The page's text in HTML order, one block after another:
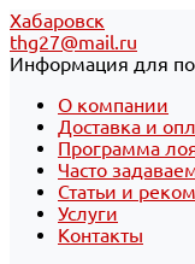
Хабаровск
thg27@mail.ru
Информация для
О компании
Доставка и
Программа
Часто
Статьи и
Услуги
Контакты